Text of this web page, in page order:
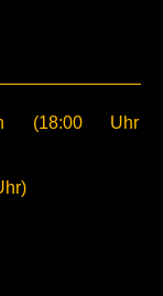
(18:00 Uhr